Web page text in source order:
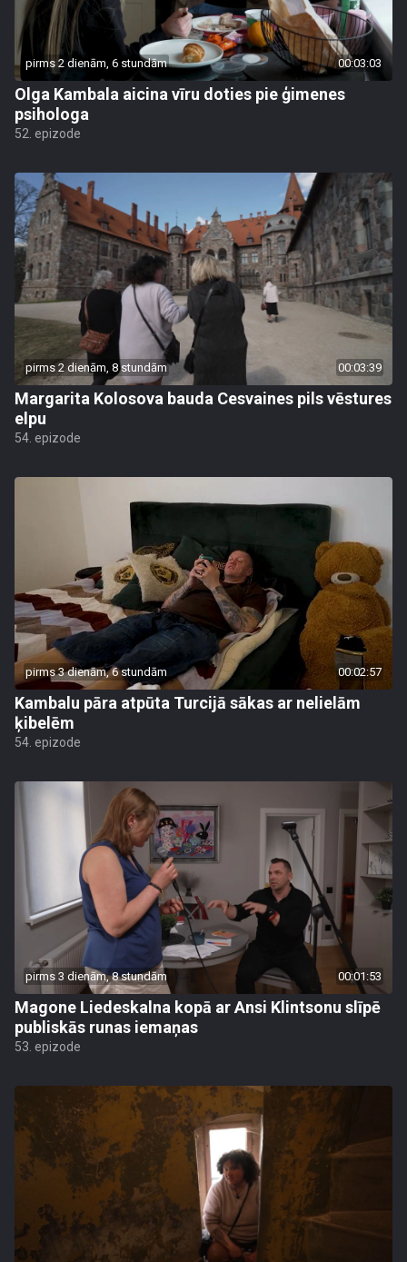
pirms 2 dienām, 6 stundām 00:03:03
Olga Kambala aicina vīru doties pie ģimenes
psihologa
52. epizode
pirms 2 dienām, 8 stundām 00:03:39
Margarita Kolosova bauda Cesvaines pils vēstures
elpu
54. epizode
pirms 3 dienām, 6 stundām 00:02:57
Kambalu pāra atpūta Turcijā sākas ar nelielām
ķibelēm
54. epizode
pirms 3 dienām, 8 stundām 00:01:53
Magone Liedeskalna kopā ar Ansi Klintsonu slīpē
publiskās runas iemaņas
53. epizode